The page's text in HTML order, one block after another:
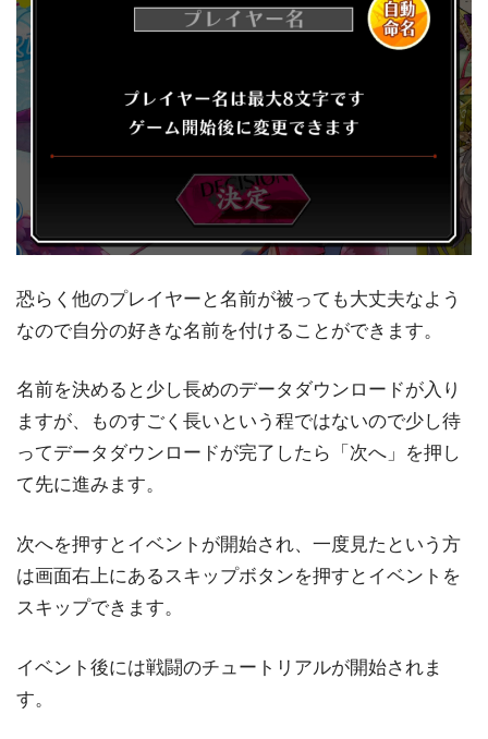
恐らく他のプレイヤーと名前が被っても大丈夫なよう
なので自分の好きな名前を付けることができます。
名前を決めると少し長めのデータダウンロードが入り
ますが、ものすごく長いという程ではないので少し待
ってデータダウンロードが完了したら「次へ」を押し
て先に進みます。
次へを押すとイベントが開始され、一度見たという方
は画面右上にあるスキップボタンを押すとイベントを
スキップできます。
イベント後には戦闘のチュートリアルが開始されま
す。